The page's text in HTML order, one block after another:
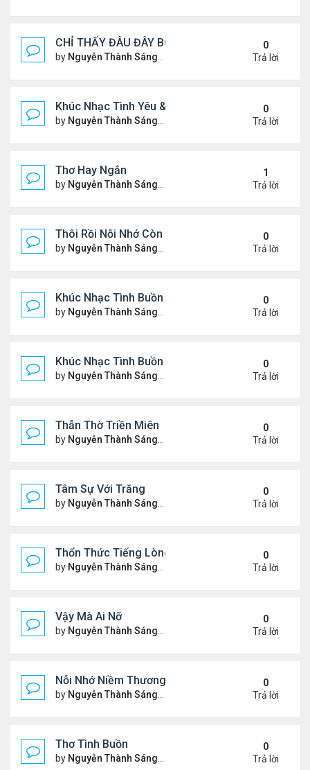
CHỈ THẤY ĐÂU ĐÂY BÓNG MỘT NGƯỜI
by Nguyễn Thành Sáng Thứ 4 Tháng 7 24, 2024 10:27
0
Trả lời
Khúc Nhạc Tình Yêu & Câu Chuyện Tình
by Nguyễn Thành Sáng Thứ 5 Tháng 1 25, 2024 2:03
0
Trả lời
Thơ Hay Ngắn
by Nguyễn Thành Sáng Thứ 4 Tháng 1 10, 2024 2:28
1
Trả lời
Thôi Rồi Nỗi Nhớ Còn Đây…
by Nguyễn Thành Sáng Thứ 5 Tháng 12 28, 2023 1:09
0
Trả lời
Khúc Nhạc Tình Buồn – 2
by Nguyễn Thành Sáng Thứ 2 Tháng 12 18, 2023 1:51
0
Trả lời
Khúc Nhạc Tình Buồn - 1
by Nguyễn Thành Sáng Chủ nhật Tháng 12 10, 2023
0
Trả lời
Thẫn Thờ Triền Miên
by Nguyễn Thành Sáng Thứ 2 Tháng 12 04, 2023 1:28
0
Trả lời
Tâm Sự Với Trăng
by Nguyễn Thành Sáng Thứ 5 Tháng 11 23, 2023 6:37
0
Trả lời
Thổn Thức Tiếng Lòng
by Nguyễn Thành Sáng Chủ nhật Tháng 11 19, 2023
0
Trả lời
Vậy Mà Ai Nỡ
by Nguyễn Thành Sáng Thứ 3 Tháng 11 14, 2023 6:03
0
Trả lời
Nỗi Nhớ Niềm Thương Dưới Nắng Tà
by Nguyễn Thành Sáng Thứ 7 Tháng 11 11, 2023 9:48
0
Trả lời
Thơ Tình Buồn
by Nguyễn Thành Sáng Thứ 7 Tháng 11 04, 2023 8:35
0
Trả lời